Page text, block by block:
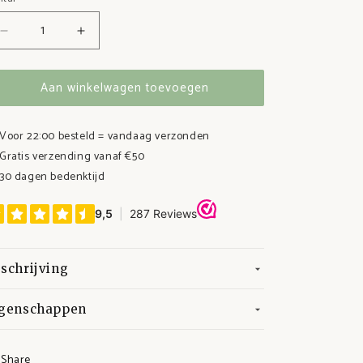
Aantal
verlagen
voor
Schouderdoeken
(set)
Aantal
verhogen
voor
Schouderdoeken
(set)
Aan winkelwagen toevoegen
Voor 22:00 besteld = vandaag verzonden
Gratis verzending vanaf €50
30 dagen bedenktijd